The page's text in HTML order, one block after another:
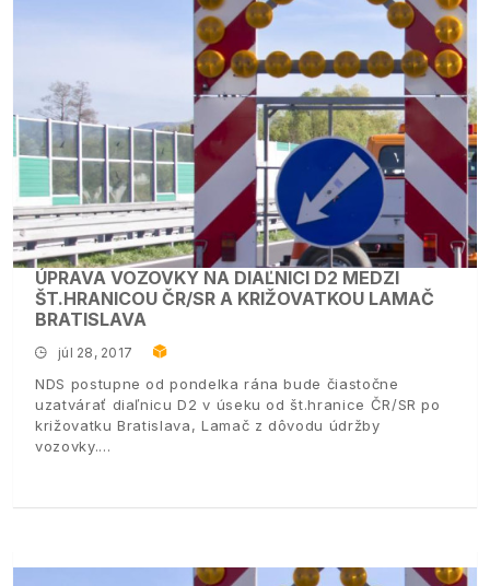
ÚPRAVA VOZOVKY NA DIAĽNICI D2 MEDZI
ŠT.HRANICOU ČR/SR A KRIŽOVATKOU LAMAČ
BRATISLAVA
júl 28, 2017
NDS postupne od pondelka rána bude čiastočne
uzatvárať diaľnicu D2 v úseku od št.hranice ČR/SR po
križovatku Bratislava, Lamač z dôvodu údržby
vozovky.